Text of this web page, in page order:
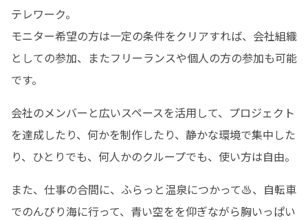
テレワーク。
モニター希望の方は一定の条件をクリアすれば、会社組織
としての参加、またフリーランスや個人の方の参加も可能
です。
会社のメンバーと広いスペースを活用して、プロジェクト
を達成したり、何かを制作したり、静かな環境で集中した
り、ひとりでも、何人かのクループでも、使い方は自由。
また、仕事の合間に、ふらっと温泉につかって♨、自転車
でのんびり海に行って、青い空をを仰ぎながら胸いっぱい